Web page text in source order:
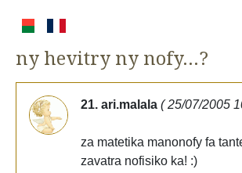
ny hevitry ny nofy...?
21. ari.malala ( 25/07/2005
za matetika manonofy fa
zavatra nofisiko ka! :)